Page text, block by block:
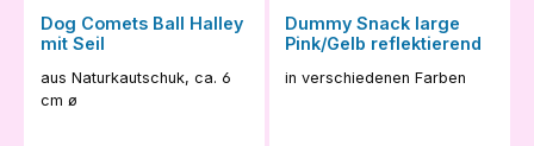
Dog Comets Ball Halley
mit Seil
aus Naturkautschuk, ca. 6
cm ø
Dummy Snack large
Pink/Gelb reflektierend
in verschiedenen Farben